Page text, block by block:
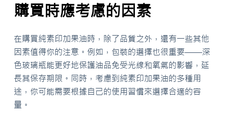
購買時應考慮的因素
在購買純素印加果油時，除了品質之外，還有一些其他
因素值得你的注意。例如，包裝的選擇也很重要——深
色玻璃瓶能更好地保護油品免受光線和氧氣的影響，延
長其保存期限。同時，考慮到純素印加果油的多種用
途，你可能需要根據自己的使用習慣來選擇合適的容
量。